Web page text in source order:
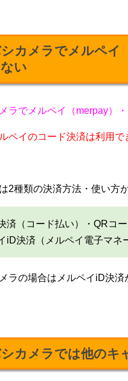
カメラでメルペイ
い
ラでメルペイ（merpay）
ペイのコード決済は利用で
2種類の決済方法・使い方
済（コード払い）・QRコ
iD決済（メルペイ電子マネ
ラの場合はメルペイiD決済
カメラでは他のキ